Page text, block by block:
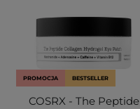
PROMOCJA BESTSELLER
COSRX - The Peptide